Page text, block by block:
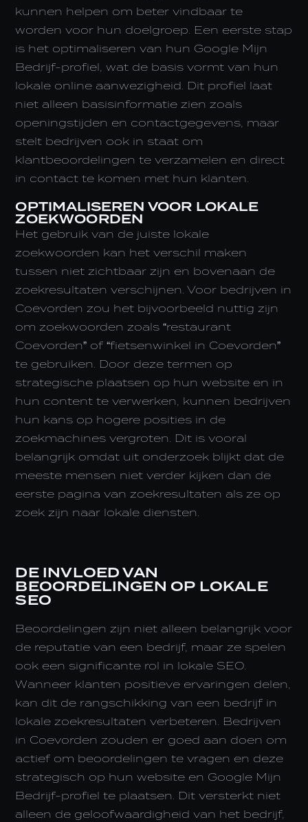
kunnen helpen om beter vindbaar te
worden voor hun doelgroep. Een eerste stap
is het optimaliseren van hun Google Mijn
Bedrijf-profiel, wat de basis vormt van hun
lokale online aanwezigheid. Dit profiel laat
niet alleen basisinformatie zien zoals
openingstijden en contactgegevens, maar
stelt bedrijven ook in staat om
klantbeoordelingen te verzamelen en direct
in contact te komen met hun klanten.
OPTIMALISEREN VOOR LOKALE
ZOEKWOORDEN
Het gebruik van de juiste lokale
zoekwoorden kan het verschil maken
tussen niet zichtbaar zijn en bovenaan de
zoekresultaten verschijnen. Voor bedrijven in
Coevorden zou het bijvoorbeeld nuttig zijn
om zoekwoorden zoals “restaurant
Coevorden” of “fietsenwinkel in Coevorden”
te gebruiken. Door deze termen op
strategische plaatsen op hun website en in
hun content te verwerken, kunnen bedrijven
hun kans op hogere posities in de
zoekmachines vergroten. Dit is vooral
belangrijk omdat uit onderzoek blijkt dat de
meeste mensen niet verder kijken dan de
eerste pagina van zoekresultaten als ze op
zoek zijn naar lokale diensten.
DE INVLOED VAN
BEOORDELINGEN OP LOKALE
SEO
Beoordelingen zijn niet alleen belangrijk voor
de reputatie van een bedrijf, maar ze spelen
ook een significante rol in lokale SEO.
Wanneer klanten positieve ervaringen delen,
kan dit de rangschikking van een bedrijf in
lokale zoekresultaten verbeteren. Bedrijven
in Coevorden zouden er goed aan doen om
actief om beoordelingen te vragen en deze
strategisch op hun website en Google Mijn
Bedrijf-profiel te plaatsen. Dit versterkt niet
alleen de geloofwaardigheid van het bedrijf,